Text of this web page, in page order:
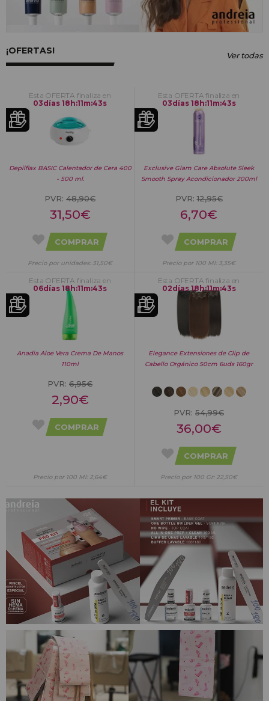
¡OFERTAS! Ver todas
Esta OFERTA finaliza en
03días 18 h:11m:42s
Depilflax BASIC Calentador de Cera 400
- 500 ml.
PVR: 48,90€
31,50€
COMPRAR
Precio por unidades: 31,50€
Esta OFERTA finaliza en
03días 18 h:11m:42s
Exclusive Glam Care Absolute Sleek
Smooth Spray Acondicionador 200ml
PVR:12,95€
6,70€
COMPRAR
Precio por 100 Ml: 3,35€
Esta OFERTA finaliza en
06días 18 h:11m:42s
Anadia Aloe Vera Crema De Manos
110ml
PVR: 6,95€
2,90€
COMPRAR
Precio por 100 Ml: 2,64€
Esta OFERTA finaliza en
02días 18 h:11m:42s
Elegance Extensiones de Clip de
Cabello Orgánico 50cm 6uds 160gr
PVR: 54,99€
36,00€
COMPRAR
Precio por 100 Gr: 22,50€